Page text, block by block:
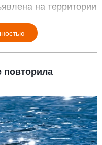
на территории
повторила